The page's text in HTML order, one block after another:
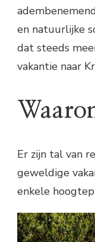
en natuurlijke
dat steeds
vakantie naar
Er zijn tal van
geweldige
enkele